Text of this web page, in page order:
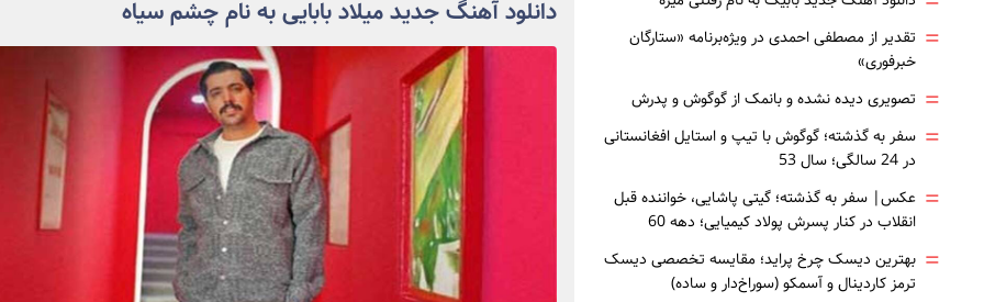
دانلود آهنگ جدید میلاد بابایی به نام چشم سیاه
= تقدیر از مصطفی احمدی در ویژه‌برنامه «ستارگان
خبرفوری»
= تصویری دیده نشده و بانمک از گوگوش و پدرش
= سفر به گذشته؛ گوگوش با تیپ و استایل افغانستانی
در 24 سالگی؛ سال 53
= عکس| سفر به گذشته؛ گیتی پاشایی، خواننده قبل
انقلاب در کنار پسرش پولاد کیمیایی؛ دهه 60
= بهترین دیسک چرخ پراید؛ مقایسه تخصصی دیسک
ترمز کاردینال و آسمکو (سوراخ‌دار و ساده)